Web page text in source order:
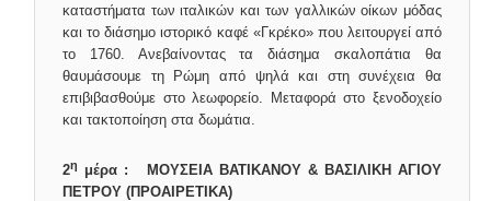
καταστήματα των ιταλικών και των γαλλικών οίκων μόδας
και το διάσημο ιστορικό καφέ «Γκρέκο» που λειτουργεί από
το 1760. Ανεβαίνοντας τα διάσημα σκαλοπάτια θα
θαυμάσουμε τη Ρώμη από ψηλά και στη συνέχεια θα
επιβιβασθούμε στο λεωφορείο. Μεταφορά στο ξενοδοχείο
και τακτοποίηση στα δωμάτια.
2η
μέρα : ΜΟΥΣΕΙΑ ΒΑΤΙΚΑΝΟΥ & ΒΑΣΙΛΙΚΗ ΑΓΙΟΥ
ΠΕΤΡΟΥ (ΠΡΟΑΙΡΕΤΙΚΑ)